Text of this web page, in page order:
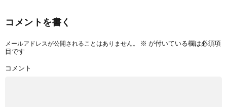
コメントを書く
メールアドレスが公開されることはありません。 ※ が付いている欄は必須項
目です
コメント